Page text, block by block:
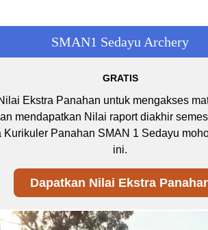
SMAN1 Sedayu Archery
GRATIS
Ekstra Panahan untuk mengakses
mendapatkan Nilai raport diakhir
Kurikuler Panahan SMAN 1 Sedayu
ini.
Dapatkan Nilai Ekstra